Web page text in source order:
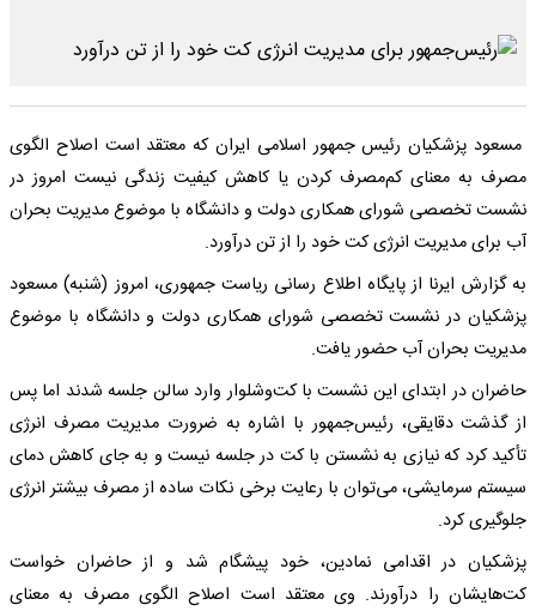
مسعود پزشکیان رئیس جمهور اسلامی ایران که معتقد است اصلاح الگوی
مصرف به معنای کم‌مصرف کردن یا کاهش کیفیت زندگی نیست امروز در
نشست تخصصی شورای همکاری دولت و دانشگاه با موضوع مدیریت بحران
آب برای مدیریت انرژی کت خود را از تن درآورد.
به گزارش ایرنا از پایگاه اطلاع رسانی ریاست جمهوری، امروز (شنبه) مسعود
پزشکیان در نشست تخصصی شورای همکاری دولت و دانشگاه با موضوع
مدیریت بحران آب حضور یافت.
حاضران در ابتدای این نشست با کت‌وشلوار وارد سالن جلسه شدند اما پس
از گذشت دقایقی، رئیس‌جمهور با اشاره به ضرورت مدیریت مصرف انرژی
تأکید کرد که نیازی به نشستن با کت در جلسه نیست و به جای کاهش دمای
سیستم سرمایشی، می‌توان با رعایت برخی نکات ساده از مصرف بیشتر انرژی
جلوگیری کرد.
پزشکیان در اقدامی نمادین، خود پیشگام شد و از حاضران خواست
کت‌هایشان را درآورند. وی معتقد است اصلاح الگوی مصرف به معنای